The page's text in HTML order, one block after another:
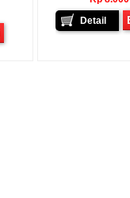
Detail
Pak Paketannya Sudah
Terimajasih